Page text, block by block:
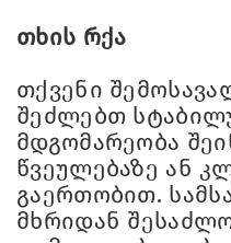
თხის რქა
თქვენი
შეძლებთ
მდგომარეობა
წვეულებაზე ან
გაერთობით.
მხრიდან